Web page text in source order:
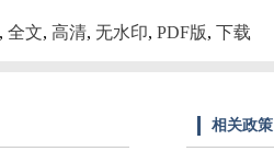
, 全文, 高清, 无水印, PDF版, 下载
相关政策